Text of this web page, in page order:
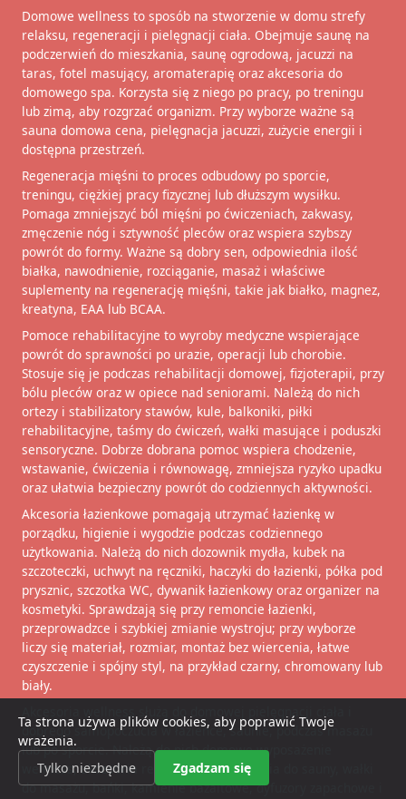
Domowe wellness to sposób na stworzenie w domu strefy
relaksu, regeneracji i pielęgnacji ciała. Obejmuje saunę na
podczerwień do mieszkania, saunę ogrodową, jacuzzi na
taras, fotel masujący, aromaterapię oraz akcesoria do
domowego spa. Korzysta się z niego po pracy, po treningu
lub zimą, aby rozgrzać organizm. Przy wyborze ważne są
sauna domowa cena, pielęgnacja jacuzzi, zużycie energii i
dostępna przestrzeń.
Regeneracja mięśni to proces odbudowy po sporcie,
treningu, ciężkiej pracy fizycznej lub dłuższym wysiłku.
Pomaga zmniejszyć ból mięśni po ćwiczeniach, zakwasy,
zmęczenie nóg i sztywność pleców oraz wspiera szybszy
powrót do formy. Ważne są dobry sen, odpowiednia ilość
białka, nawodnienie, rozciąganie, masaż i właściwe
suplementy na regenerację mięśni, takie jak białko, magnez,
kreatyna, EAA lub BCAA.
Pomoce rehabilitacyjne to wyroby medyczne wspierające
powrót do sprawności po urazie, operacji lub chorobie.
Stosuje się je podczas rehabilitacji domowej, fizjoterapii, przy
bólu pleców oraz w opiece nad seniorami. Należą do nich
ortezy i stabilizatory stawów, kule, balkoniki, piłki
rehabilitacyjne, taśmy do ćwiczeń, wałki masujące i poduszki
sensoryczne. Dobrze dobrana pomoc wspiera chodzenie,
wstawanie, ćwiczenia i równowagę, zmniejsza ryzyko upadku
oraz ułatwia bezpieczny powrót do codziennych aktywności.
Akcesoria łazienkowe pomagają utrzymać łazienkę w
porządku, higienie i wygodzie podczas codziennego
użytkowania. Należą do nich dozownik mydła, kubek na
szczoteczki, uchwyt na ręczniki, haczyki do łazienki, półka pod
prysznic, szczotka WC, dywanik łazienkowy oraz organizer na
kosmetyki. Sprawdzają się przy remoncie łazienki,
przeprowadzce i szybkiej zmianie wystroju; przy wyborze
liczy się materiał, rozmiar, montaż bez wiercenia, łatwe
czyszczenie i spójny styl, na przykład czarny, chromowany lub
biały.
Akcesoria wellness służą do domowej pielęgnacji ciała i
dobrego samopoczucia w łazience, saunie, podczas masażu
lub po sporcie. Należą do nich domowe wyposażenie
wellness, akcesoria relaksacyjne, akcesoria do sauny, wałki
do masażu, bańki, kamienie bazaltowe, dyfuzory zapachowe i
Ta strona używa plików cookies, aby poprawić Twoje
wrażenia.
Tylko niezbędne
Zgadzam się